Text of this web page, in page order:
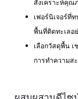
สังเคราะห์คุณ
เฟอร์นิเจอร์ที่
พื้นที่ติดทะเลอ
เลือกวัสดุพื้น เ
การทำความส